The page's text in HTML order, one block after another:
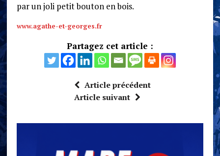
par un joli petit bouton en bois.
www.agathe-et-georges.fr
Partagez cet article :
Article précédent
Article suivant